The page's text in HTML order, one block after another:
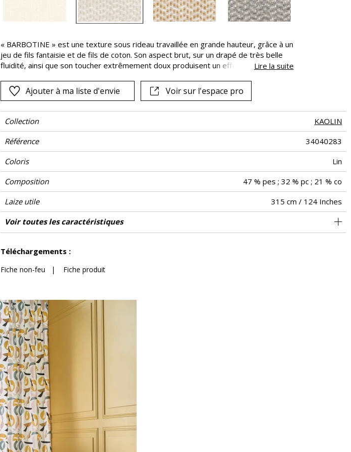
Rose
Rouge
Vert
Violet
« BARBOTINE » est une texture sous rideau travaillée en grande hauteur, grâce à un
jeu de fils fantaisie et de fils de coton. Son aspect brut, sur un drapé de très belle
fluidité, ainsi que son toucher extrêmement doux produisent un effet jolimentLire la suite
Ajouter à ma liste d'envie Voir sur l'espace pro
Collection
KAOLIN
Référence
34040283
Coloris
Lin
Composition
47 % pes ; 32 % pc ; 21 % co
Laize utile
315 cm / 124 Inches
Rétrécissement
<2%
Raccord Raccord libre
Sens De haut
Poids g/m² 260
Usage
Entretien
Pays d'origine Turquie
Conseils de
confection
Les tissus peuvent être tournés pour la confection, l’effet ligné ne sera
plus horizontal mais vertical
Voir toutes les caractéristiques
Téléchargements :
Fiche non-feu | Fiche produit